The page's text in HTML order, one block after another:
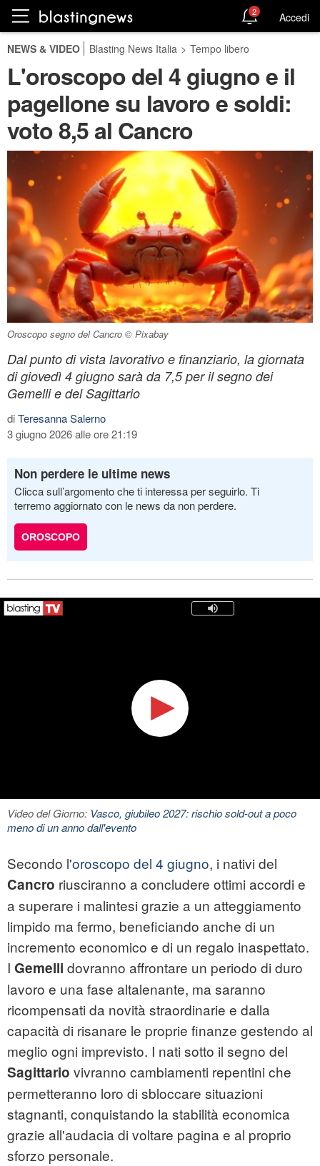
2 Accedi
NEWS & VIDEO Blasting News Italia > Tempo libero
L'oroscopo del 4 giugno e il
pagellone su lavoro e soldi:
voto 8,5 al Cancro
Oroscopo segno del Cancro © Pixabay
Dal punto di vista lavorativo e finanziario, la giornata
di giovedì 4 giugno sarà da 7,5 per il segno dei
Gemelli e del Sagittario
diTeresanna Salerno
3 giugno 2026 alle ore 21:19
Non perdere le ultime news
Clicca sull’argomento che ti interessa per seguirlo. Ti
terremo aggiornato con le news da non perdere.
OROSCOPO
Video del Giorno: Vasco, giubileo 2027: rischio sold-out a poco
meno di un anno dall'evento
Secondo l'oroscopo del 4 giugno, i nativi del
Cancro riusciranno a concludere ottimi accordi e
a superare i malintesi grazie a un atteggiamento
limpido ma fermo, beneficiando anche di un
incremento economico e di un regalo inaspettato.
I Gemelli dovranno affrontare un periodo di duro
lavoro e una fase altalenante, ma saranno
ricompensati da novità straordinarie e dalla
capacità di risanare le proprie finanze gestendo al
meglio ogni imprevisto. I nati sotto il segno del
Sagittario vivranno cambiamenti repentini che
permetteranno loro di sbloccare situazioni
stagnanti, conquistando la stabilità economica
grazie all'audacia di voltare pagina e al proprio
sforzo personale.